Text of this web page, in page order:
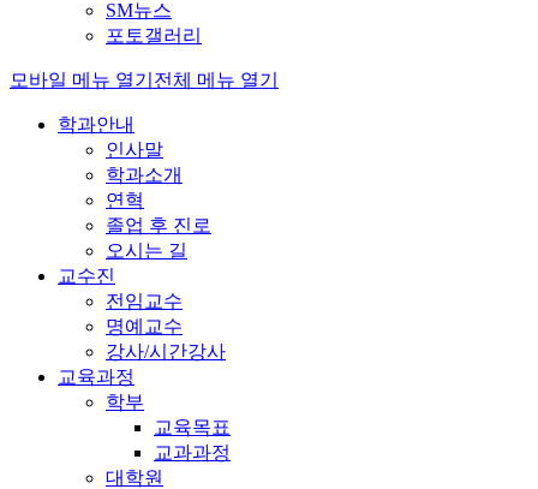
SM뉴스
포토갤러리
모바일 메뉴 열기 전체 메뉴 열기
학과안내
인사말
학과소개
연혁
졸업 후 진로
오시는 길
교수진
전임교수
명예교수
강사/시간강사
교육과정
학부
교육목표
교과과정
대학원